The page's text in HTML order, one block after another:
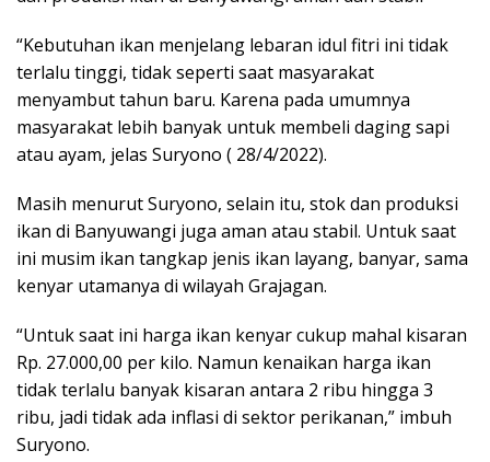
“Kebutuhan ikan menjelang lebaran idul fitri ini tidak
terlalu tinggi, tidak seperti saat masyarakat
menyambut tahun baru. Karena pada umumnya
masyarakat lebih banyak untuk membeli daging sapi
atau ayam, jelas Suryono ( 28/4/2022).
Masih menurut Suryono, selain itu, stok dan produksi
ikan di Banyuwangi juga aman atau stabil. Untuk saat
ini musim ikan tangkap jenis ikan layang, banyar, sama
kenyar utamanya di wilayah Grajagan.
“Untuk saat ini harga ikan kenyar cukup mahal kisaran
Rp. 27.000,00 per kilo. Namun kenaikan harga ikan
tidak terlalu banyak kisaran antara 2 ribu hingga 3
ribu, jadi tidak ada inflasi di sektor perikanan,” imbuh
Suryono.